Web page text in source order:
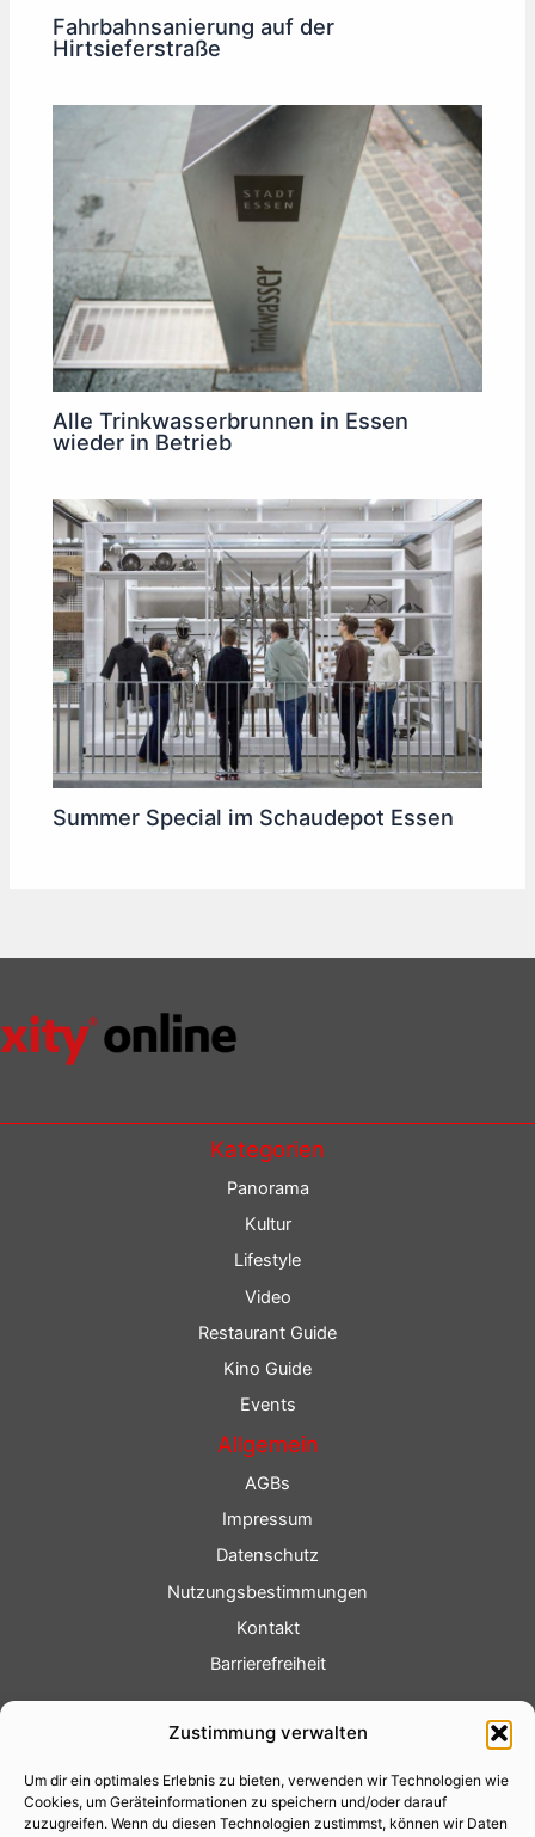
Zustimmung verwalten
Um dir ein optimales Erlebnis zu bieten, verwenden wir Technologien wie
Cookies, um Geräteinformationen zu speichern und/oder darauf
zuzugreifen. Wenn du diesen Technologien zustimmst, können wir Daten
Fahrbahnsanierung auf der
Hirtsieferstraße
Alle Trinkwasserbrunnen in Essen
wieder in Betrieb
Summer Special im Schaudepot Essen
Kategorien
Panorama
Kultur
Lifestyle
Video
Restaurant Guide
Kino Guide
Events
Allgemein
AGBs
Impressum
Datenschutz
Nutzungsbestimmungen
Kontakt
Barrierefreiheit
Fotoservice
Videoservice
Werbung